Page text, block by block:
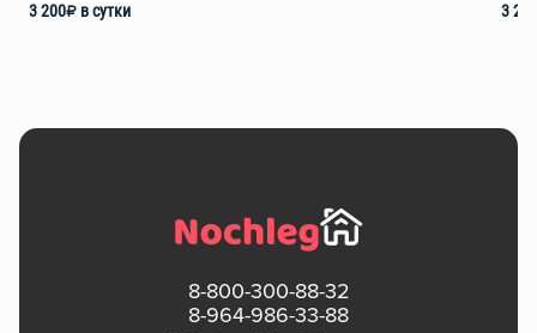
3 200₽ в сутки 3 200
8-800-300-88-32
8-964-986-33-88